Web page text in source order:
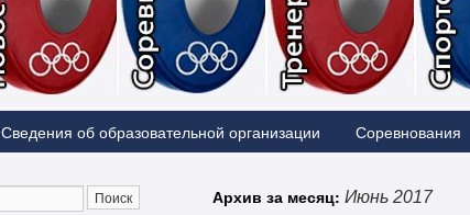
Сведения об образовательной организации Соревнования
Архив за месяц: Июнь 2017